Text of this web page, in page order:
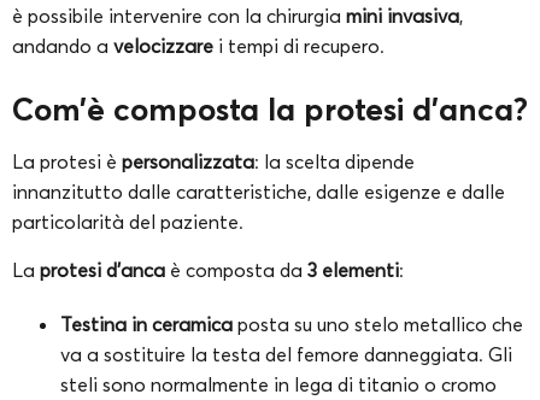
è possibile intervenire con la chirurgia mini invasiva,
andando a velocizzare i tempi di recupero.
Com’è composta la protesi d’anca?
La protesi è personalizzata: la scelta dipende
innanzitutto dalle caratteristiche, dalle esigenze e dalle
particolarità del paziente.
La protesi d’anca è composta da 3 elementi:
Testina in ceramica posta su uno stelo metallico che
va a sostituire la testa del femore danneggiata. Gli
steli sono normalmente in lega di titanio o cromo